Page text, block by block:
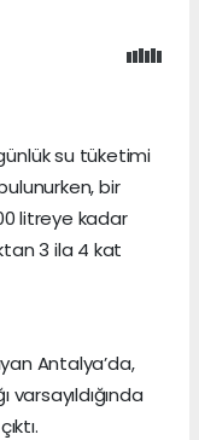
su tüketimi
bir
litreye kadar
3 ila 4 kat
Antalya’da,